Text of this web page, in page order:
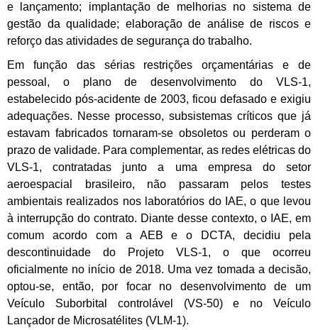
e lançamento; implantação de melhorias no sistema de
gestão da qualidade; elaboração de análise de riscos e
reforço das atividades de segurança do trabalho.
Em função das sérias restrições orçamentárias e de
pessoal, o plano de desenvolvimento do VLS-1,
estabelecido pós-acidente de 2003, ficou defasado e exigiu
adequações. Nesse processo, subsistemas críticos que já
estavam fabricados tornaram-se obsoletos ou perderam o
prazo de validade. Para complementar, as redes elétricas do
VLS-1, contratadas junto a uma empresa do setor
aeroespacial brasileiro, não passaram pelos testes
ambientais realizados nos laboratórios do IAE, o que levou
à interrupção do contrato. Diante desse contexto, o IAE, em
comum acordo com a AEB e o DCTA, decidiu pela
descontinuidade do Projeto VLS-1, o que ocorreu
oficialmente no início de 2018. Uma vez tomada a decisão,
optou-se, então, por focar no desenvolvimento de um
Veículo Suborbital controlável (VS-50) e no Veículo
Lançador de Microsatélites (VLM-1).